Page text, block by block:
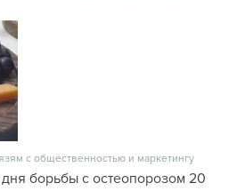
с общественностью и маркетингу
борьбы с остеопорозом 20